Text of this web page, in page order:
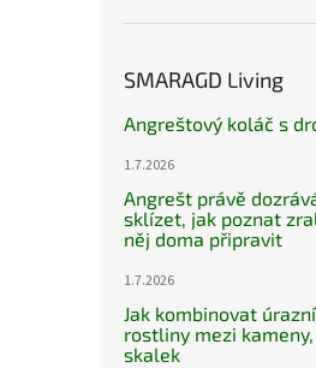
SMARAGD Living
Angreštový koláč s
1.7.2026
Angrešt právě
sklízet, jak poznat
něj doma připravit
1.7.2026
Jak kombinovat
rostliny mezi
skalek